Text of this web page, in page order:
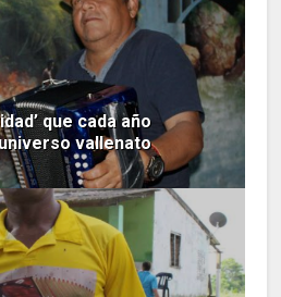
que cada año
vallenato